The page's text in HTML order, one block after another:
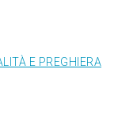
E PREGHIERA